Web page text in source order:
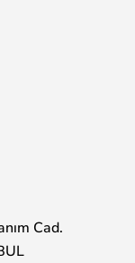
Cad.